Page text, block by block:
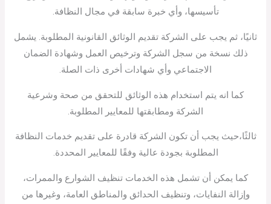
تأسيسها، وأي خبرة سابقة في مجال النظافة.
ثانيًا، ثم يجب على الشركة تقديم الوثائق القانونية المطلوبة. يشمل
ذلك نسخة من سجل الشركة وترخيص العمل وشهادة الضمان
الاجتماعي وأي شهادات أخرى ذات الصلة.
كما انه يتم استخدام هذه الوثائق للتحقق من صحة وشرعية
الشركة ومطابقتها للمعايير المطلوبة.
ثالثًا،حيث يجب أن تكون الشركة قادرة على تقديم خدمات النظافة
المطلوبة بجودة عالية وفقًا للمعايير المحددة.
كما يمكن أن تشمل هذه الخدمات تنظيف الشوارع والممرات،
وإزالة النفايات، وتنظيف الحدائق والمناطق العامة، وغيرها من